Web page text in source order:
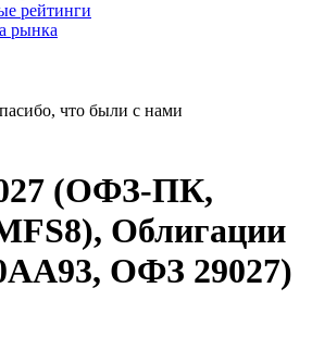
рейтинги
рынка
что были с нами
(ОФЗ-ПК,
Облигации
ОФЗ 29027)